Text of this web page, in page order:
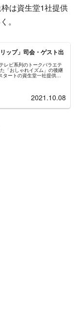
は資生堂1社提供
。
ップ」司会・ゲスト出
レビ系列のトークバラエテ
「おしゃれイズム」の後継
ートの資生堂一社提供
ジオトークを行うことで普
という趣向を採用してい
俳優の山崎育三郎とモデ
2021.10.08